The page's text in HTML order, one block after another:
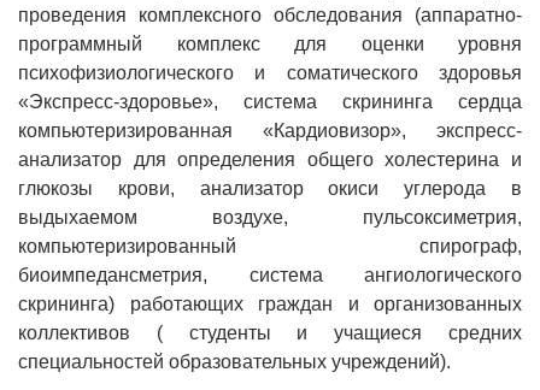
проведения комплексного обследования (аппаратно-
программный комплекс для оценки уровня
психофизиологического и соматического здоровья
«Экспресс-здоровье», система скрининга сердца
компьютеризированная «Кардиовизор», экспресс-
анализатор для определения общего холестерина и
глюкозы крови, анализатор окиси углерода в
выдыхаемом воздухе, пульсоксиметрия,
компьютеризированный спирограф,
биоимпедансметрия, система ангиологического
скрининга) работающих граждан и организованных
коллективов ( студенты и учащиеся средних
специальностей образовательных учреждений).